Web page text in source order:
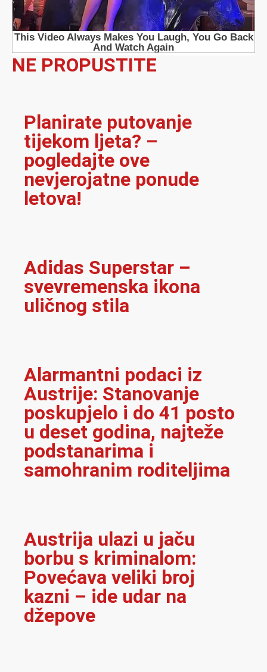
NE PROPUSTITE
Planirate putovanje
tijekom ljeta? –
pogledajte ove
nevjerojatne ponude
letova!
Adidas Superstar –
svevremenska ikona
uličnog stila
Alarmantni podaci iz
Austrije: Stanovanje
poskupjelo i do 41 posto
u deset godina, najteže
podstanarima i
samohranim roditeljima
Austrija ulazi u jaču
borbu s kriminalom:
Povećava veliki broj
kazni – ide udar na
džepove